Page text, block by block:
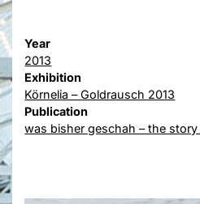
Year
2013
Exhibition
Körnelia – Goldrausch 2013
Publication
was bisher geschah – the